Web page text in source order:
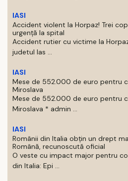
IASI
Accident violent la Horpaz! Trei
urgență la spital
Accident rutier cu victime la
judetul Ias ...
IASI
Mese de 552.000 de euro pentru
Miroslava
Mese de 552.000 de euro pentru
Miroslava * admin ...
IASI
Românii din Italia obțin un drept
Română, recunoscută oficial
O veste cu impact major pentru
din Italia: Epi ...